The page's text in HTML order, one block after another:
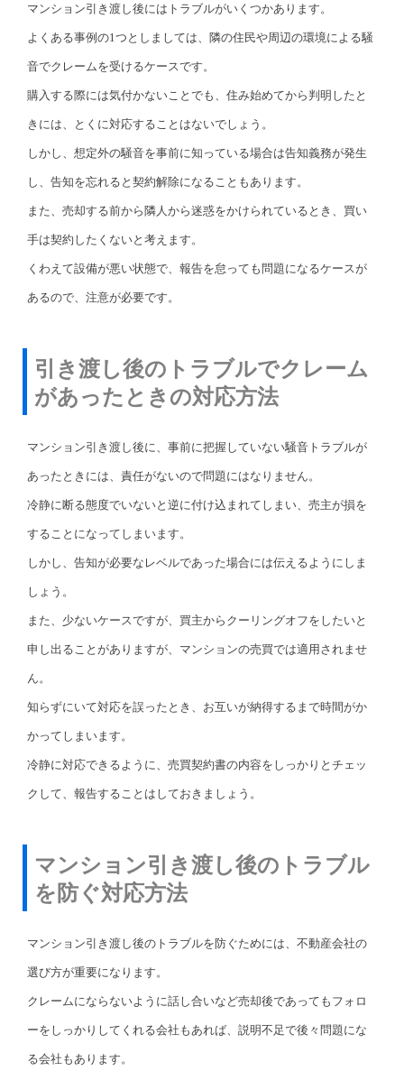
マンション引き渡し後にはトラブルがいくつかあります。
よくある事例の1つとしましては、隣の住民や周辺の環境による騒
音でクレームを受けるケースです。
購入する際には気付かないことでも、住み始めてから判明したと
きには、とくに対応することはないでしょう。
しかし、想定外の騒音を事前に知っている場合は告知義務が発生
し、告知を忘れると契約解除になることもあります。
また、売却する前から隣人から迷惑をかけられているとき、買い
手は契約したくないと考えます。
くわえて設備が悪い状態で、報告を怠っても問題になるケースが
あるので、注意が必要です。
引き渡し後のトラブルでクレーム
があったときの対応方法
マンション引き渡し後に、事前に把握していない騒音トラブルが
あったときには、責任がないので問題にはなりません。
冷静に断る態度でいないと逆に付け込まれてしまい、売主が損を
することになってしまいます。
しかし、告知が必要なレベルであった場合には伝えるようにしま
しょう。
また、少ないケースですが、買主からクーリングオフをしたいと
申し出ることがありますが、マンションの売買では適用されませ
ん。
知らずにいて対応を誤ったとき、お互いが納得するまで時間がか
かってしまいます。
冷静に対応できるように、売買契約書の内容をしっかりとチェッ
クして、報告することはしておきましょう。
マンション引き渡し後のトラブル
を防ぐ対応方法
マンション引き渡し後のトラブルを防ぐためには、不動産会社の
選び方が重要になります。
クレームにならないように話し合いなど売却後であってもフォロ
ーをしっかりしてくれる会社もあれば、説明不足で後々問題にな
る会社もあります。